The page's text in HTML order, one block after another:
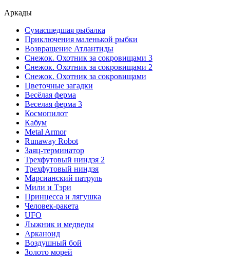
Аркады
Сумасшедшая рыбалка
Приключения маленькой рыбки
Возвращение Атлантиды
Снежок. Охотник за сокровищами 3
Снежок. Охотник за сокровищами 2
Снежок. Охотник за сокровищами
Цветочные загадки
Весёлая ферма
Веселая ферма 3
Космопилот
Кабум
Metal Armor
Runaway Robot
Заяц-терминатор
Трехфутовый ниндзя 2
Трехфутовый ниндзя
Марсианский патруль
Мили и Тэри
Принцесса и лягушка
Человек-ракета
UFO
Лыжник и медведы
Арканоид
Воздушный бой
Золото морей